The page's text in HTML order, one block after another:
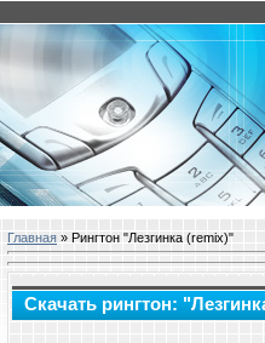
Главная » Рингтон "Лезгинка (remix)"
Скачать рингтон: